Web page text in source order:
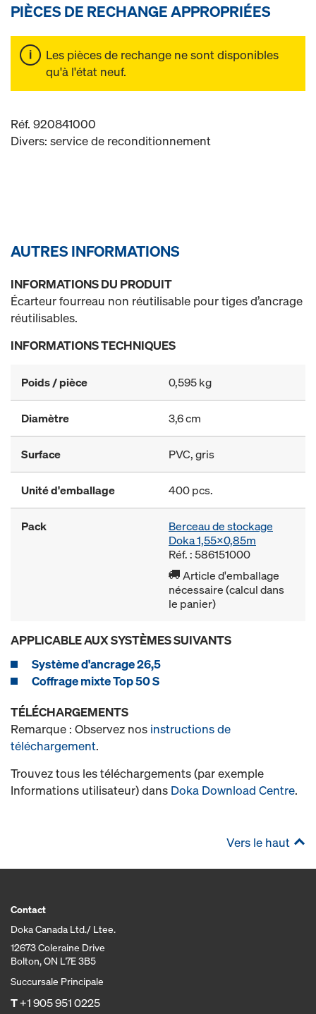
PIÈCES DE RECHANGE APPROPRIÉES
Les pièces de rechange ne sont disponibles
qu'à l'état neuf.
Réf. 920841000
Divers: service de reconditionnement
AUTRES INFORMATIONS
INFORMATIONS DU PRODUIT
Écarteur fourreau non réutilisable pour tiges d’ancrage
réutilisables.
INFORMATIONS TECHNIQUES
Poids / pièce 0,595 kg
Diamètre 3,6 cm
Surface PVC, gris
Unité d'emballage 400 pcs.
Pack
Berceau de stockage
Doka 1,55x0,85m
Réf. : 586151000
Article d'emballage
nécessaire (calcul dans
le panier)
APPLICABLE AUX SYSTÈMES SUIVANTS
Système d'ancrage 26,5
Coffrage mixte Top 50 S
TÉLÉCHARGEMENTS
Remarque : Observez nos instructions de
téléchargement.
Trouvez tous les téléchargements (par exemple
Informations utilisateur) dans Doka Download Centre.
Vers le haut
Contact
Doka Canada Ltd./ Ltee.
12673 Coleraine Drive
Bolton, ON L7E 3B5
Succursale Principale
T+1 905 951 0225